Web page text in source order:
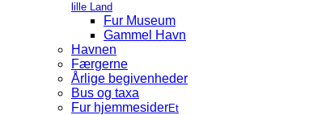
lille Land
Fur Museum
Gammel Havn
Havnen
Færgerne
Årlige begivenheder
Bus og taxa
Fur hjemmesiderEt